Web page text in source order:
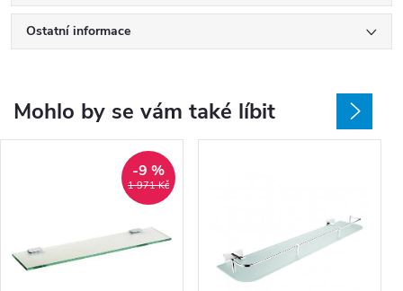
Ostatní informace
Mohlo by se vám také líbit
1 971 Kč
-9 %